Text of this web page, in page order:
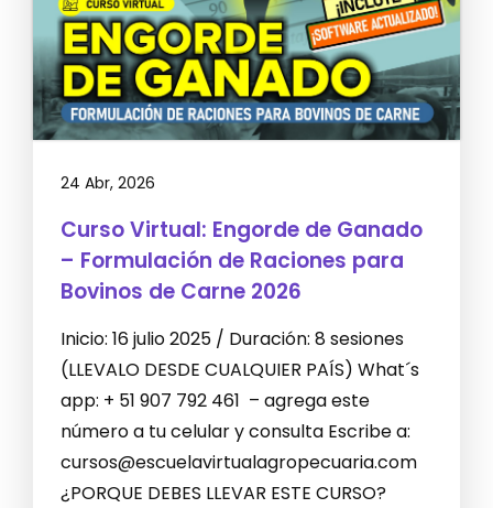
24 Abr, 2026
Curso Virtual: Engorde de Ganado
– Formulación de Raciones para
Bovinos de Carne 2026
Inicio: 16 julio 2025 / Duración: 8 sesiones
(LLEVALO DESDE CUALQUIER PAÍS) What´s
app: + 51 907 792 461 – agrega este
número a tu celular y consulta Escribe a:
cursos@escuelavirtualagropecuaria.com
¿PORQUE DEBES LLEVAR ESTE CURSO?